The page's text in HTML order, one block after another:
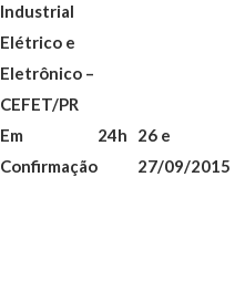
Industrial
Elétrico e
Eletrônico –
CEFET/PR
Em
Confirmação
24h
26 e
27/09/2015